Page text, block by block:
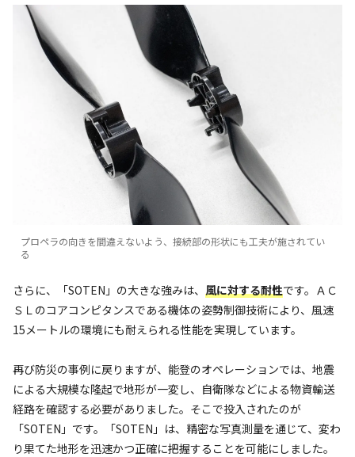
プロペラの向きを間違えないよう、接続部の形状にも工夫が施されてい
る
さらに、「SOTEN」の大きな強みは、 風に対する耐性です。ＡＣ
ＳＬのコアコンピタンスである機体の姿勢制御技術により、風速
15メートルの環境にも耐えられる性能を実現しています。
再び防災の事例に戻りますが、能登のオペレーションでは、地震
による大規模な隆起で地形が一変し、自衛隊などによる物資輸送
経路を確認する必要がありました。そこで投入されたのが
「SOTEN」です。「SOTEN」は、精密な写真測量を通じて、変わ
り果てた地形を迅速かつ正確に把握することを可能にしました。